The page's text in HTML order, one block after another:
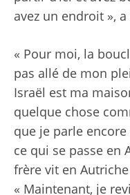
avez un endroit »,
« Pour moi, la
pas allé de mon
Israël est ma
quelque chose
que je parle
ce qui se passe en
frère vit en
« Maintenant, je